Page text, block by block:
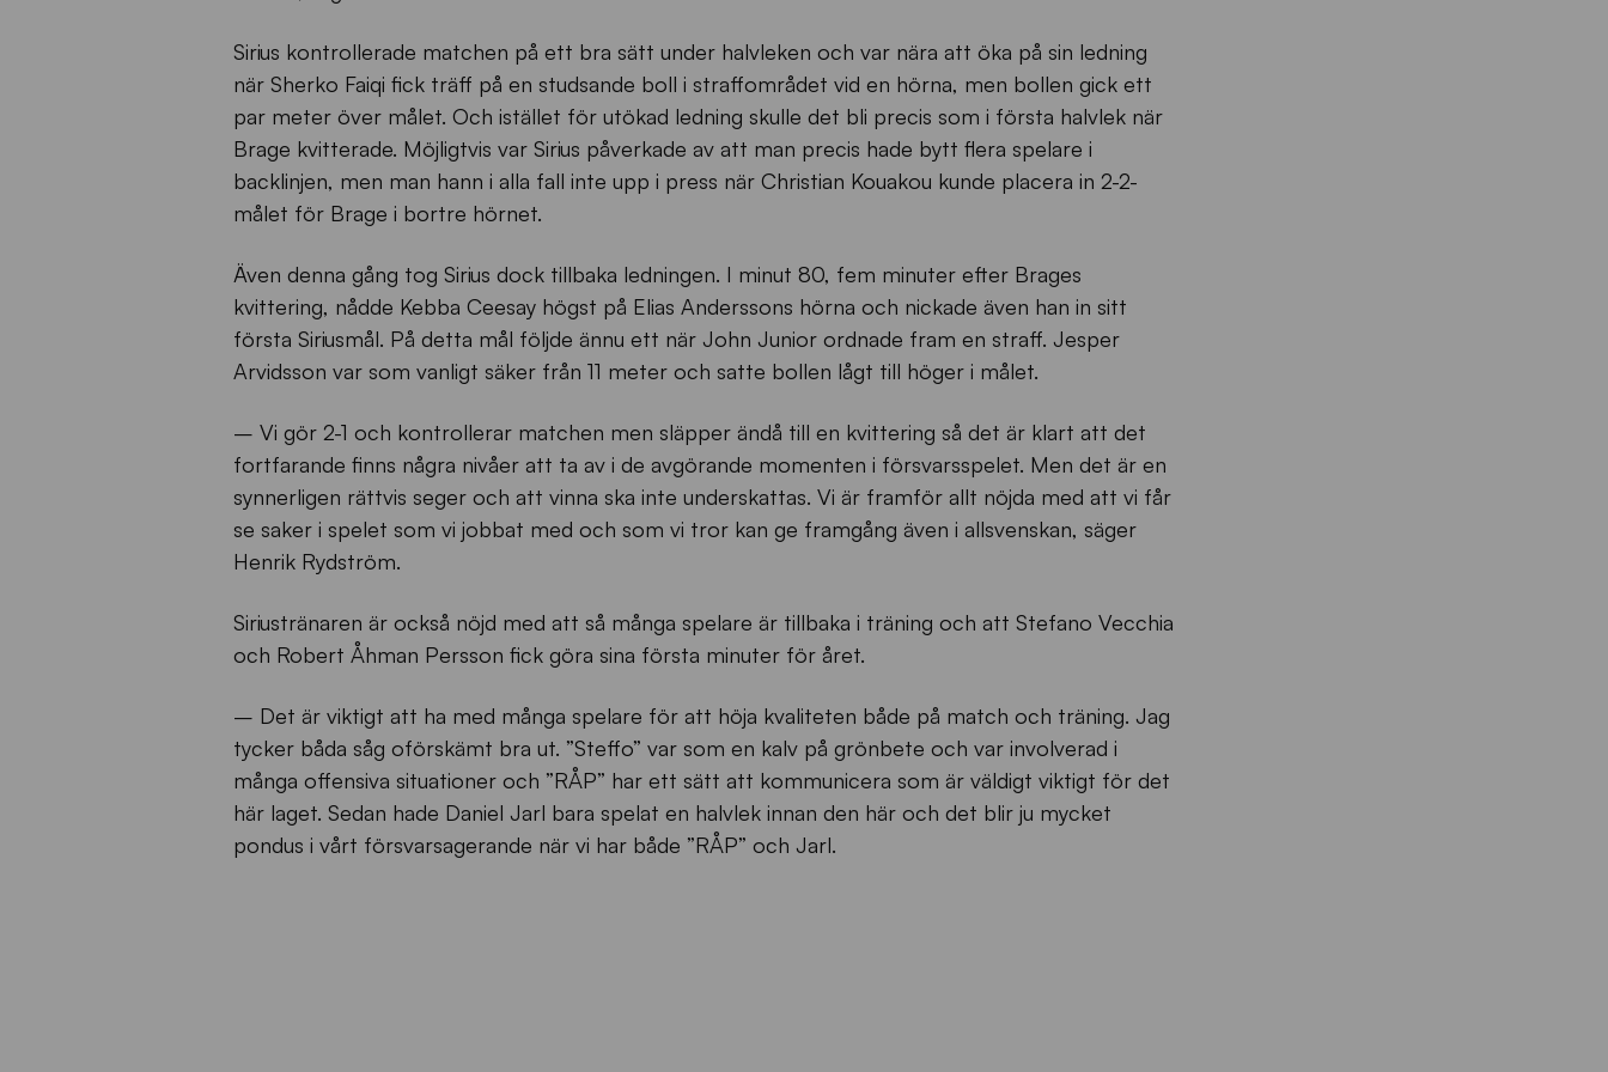
Sirius kontrollerade matchen på ett bra sätt under halvleken och var nära att öka på sin ledning
när Sherko Faiqi fick träff på en studsande boll i straffområdet vid en hörna, men bollen gick ett
par meter över målet. Och istället för utökad ledning skulle det bli precis som i första halvlek när
Brage kvitterade. Möjligtvis var Sirius påverkade av att man precis hade bytt flera spelare i
backlinjen, men man hann i alla fall inte upp i press när Christian Kouakou kunde placera in 2-2-
målet för Brage i bortre hörnet.
Även denna gång tog Sirius dock tillbaka ledningen. I minut 80, fem minuter efter Brages
kvittering, nådde Kebba Ceesay högst på Elias Anderssons hörna och nickade även han in sitt
första Siriusmål. På detta mål följde ännu ett när John Junior ordnade fram en straff. Jesper
Arvidsson var som vanligt säker från 11 meter och satte bollen lågt till höger i målet.
– Vi gör 2-1 och kontrollerar matchen men släpper ändå till en kvittering så det är klart att det
fortfarande finns några nivåer att ta av i de avgörande momenten i försvarsspelet. Men det är en
synnerligen rättvis seger och att vinna ska inte underskattas. Vi är framför allt nöjda med att vi får
se saker i spelet som vi jobbat med och som vi tror kan ge framgång även i allsvenskan, säger
Henrik Rydström.
Siriustränaren är också nöjd med att så många spelare är tillbaka i träning och att Stefano Vecchia
och Robert Åhman Persson fick göra sina första minuter för året.
– Det är viktigt att ha med många spelare för att höja kvaliteten både på match och träning. Jag
tycker båda såg oförskämt bra ut. ”Steffo” var som en kalv på grönbete och var involverad i
många offensiva situationer och ”RÅP” har ett sätt att kommunicera som är väldigt viktigt för det
här laget. Sedan hade Daniel Jarl bara spelat en halvlek innan den här och det blir ju mycket
pondus i vårt försvarsagerande när vi har både ”RÅP” och Jarl.